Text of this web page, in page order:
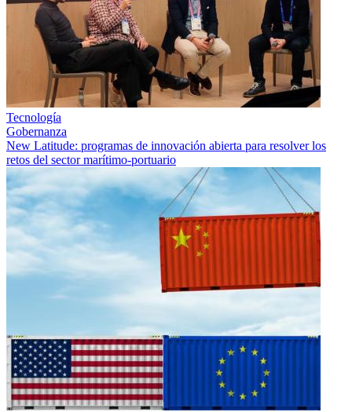
Tecnología
Gobernanza
New Latitude: programas de innovación abierta para resolver los
retos del sector marítimo-portuario